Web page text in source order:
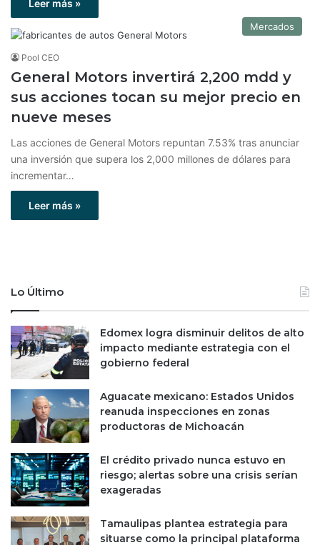
Leer más »
Mercados
Pool CEO
General Motors invertirá 2,200 mdd y
sus acciones tocan su mejor precio en
nueve meses
Las acciones de General Motors repuntan 7.53% tras anunciar
una inversión que supera los 2,000 millones de dólares para
incrementar…
Leer más »
Lo Último
Edomex logra disminuir delitos de alto
impacto mediante estrategia con el
gobierno federal
Aguacate mexicano: Estados Unidos
reanuda inspecciones en zonas
productoras de Michoacán
El crédito privado nunca estuvo en
riesgo; alertas sobre una crisis serían
exageradas
Tamaulipas plantea estrategia para
situarse como la principal plataforma